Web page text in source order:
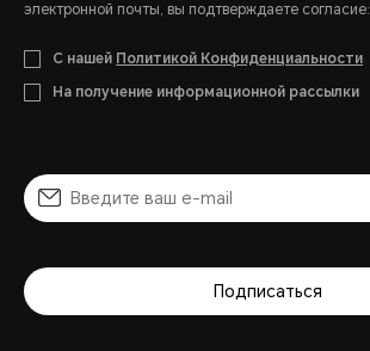
электронной почты, вы подтверждаете согласие:
С нашей Политикой Конфиденциальности
На получение информационной рассылки
Подписаться